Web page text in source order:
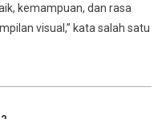
kemampuan, dan rasa
visual,” kata salah satu